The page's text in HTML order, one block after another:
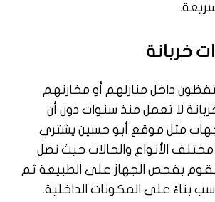
خربانة
داخل منازلهم أو مخازنهم
لا تعمل منذ سنوات دون أن
مثل موقع أبو حسين يشتري
الأنواع والحالات حيث نصل
بفحص الجهاز على الطبيعة ثم
بناءً على المكونات الداخلية.